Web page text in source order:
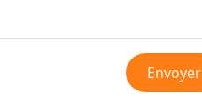
Envoyer